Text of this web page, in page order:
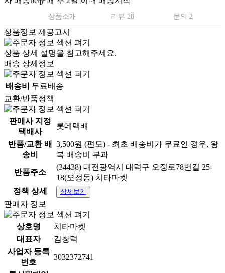
상품소개 리뷰 28 문의 2
상품정보 제공고시
상품 상세 설명을 참고해주세요.
배송 상세정보
배송비
무료배송
교환/반품정책
판매사 지정
택배사
롯데택배
반품/교환 배
송비
3,500원 (편도) - 최초 배송비가 무료인 경우, 왕
복 배송비 부과
반품주소
(34438) 대전광역시 대덕구 오정로78번길 25-
18(오정동) 치타마켓
정책 상세
상세보기
판매자 정보
상호명
치타마켓
대표자
김창덕
사업자 등록
번호
3032372741